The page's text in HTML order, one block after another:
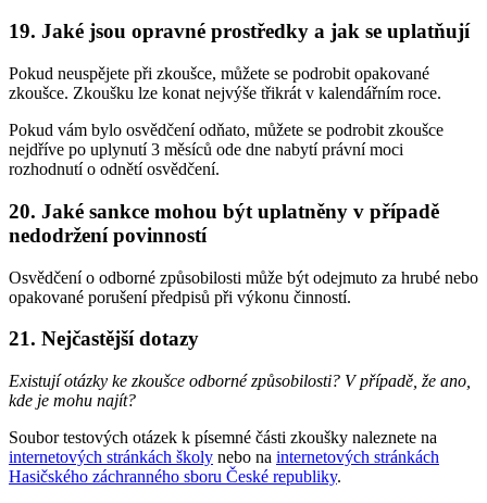
19. Jaké jsou opravné prostředky a jak se uplatňují
Pokud neuspějete při zkoušce, můžete se podrobit opakované
zkoušce. Zkoušku lze konat nejvýše třikrát v kalendářním roce.
Pokud vám bylo osvědčení odňato, můžete se podrobit zkoušce
nejdříve po uplynutí 3 měsíců ode dne nabytí právní moci
rozhodnutí o odnětí osvědčení.
20. Jaké sankce mohou být uplatněny v případě
nedodržení povinností
Osvědčení o odborné způsobilosti může být odejmuto za hrubé nebo
opakované porušení předpisů při výkonu činností.
21. Nejčastější dotazy
Existují otázky ke zkoušce odborné způsobilosti? V případě, že ano,
kde je mohu najít?
Soubor testových otázek k písemné části zkoušky naleznete na
internetových stránkách školy nebo na internetových stránkách
Hasičského záchranného sboru České republiky.